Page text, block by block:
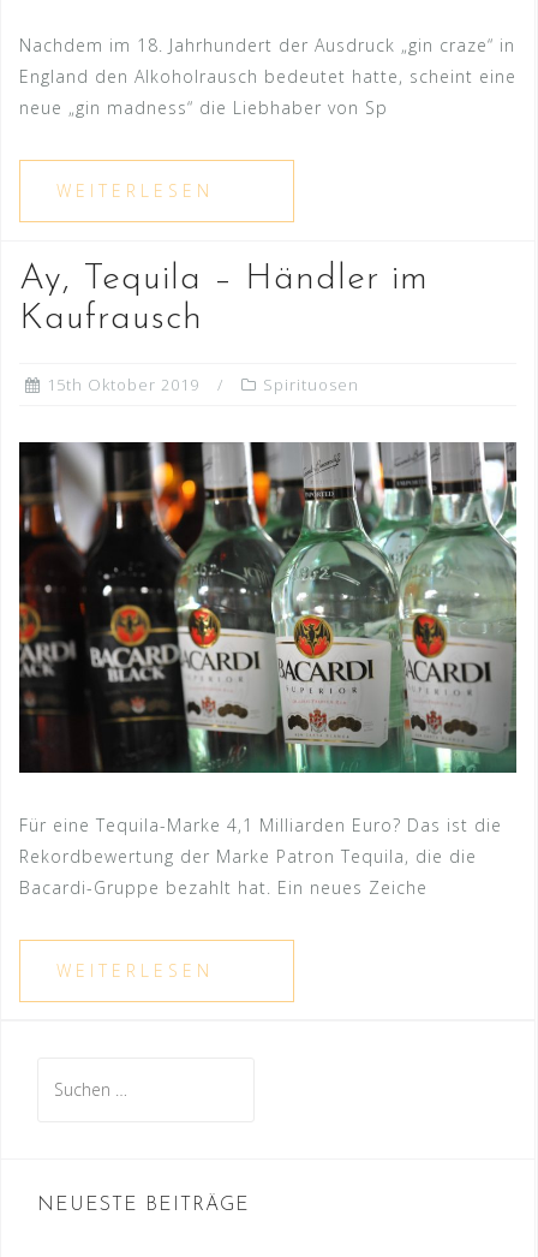
Nachdem im 18. Jahrhundert der Ausdruck „gin craze“ in
England den Alkoholrausch bedeutet hatte, scheint eine
neue „gin madness“ die Liebhaber von Sp
Ay, Tequila – Händler im
Kaufrausch
15th Oktober 2019 Spirituosen
Für eine Tequila-Marke 4,1 Milliarden Euro? Das ist die
Rekordbewertung der Marke Patron Tequila, die die
Bacardi-Gruppe bezahlt hat. Ein neues Zeiche
nach:
NEUESTE BEITRÄGE